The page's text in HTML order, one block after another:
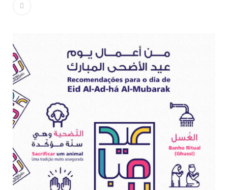
Islâmico no Brasil parabeniza a nação islâmica pela chegada
no ano novo muçulmano de 1435 Hejrita. Desejamos a
Falecimento do Imam Ali Ibn Al-Hussein
(A.S.)
Em nome de Deus, o Clemente, o Misericordioso! Diante da
data em que relembramos o martírio do quarto Imam dos
muçulmanos, o Imam Ali Ibn Al-Hussein Ibn Ali Ibn Abi Táleb
(A.S.), conhecido por “Zein Al-Ábidin” (Formosura
3 DE JULHO DE 2014
Centro Islâmico no Brasil recebe o ex-
ministro das Relações Exteriores da